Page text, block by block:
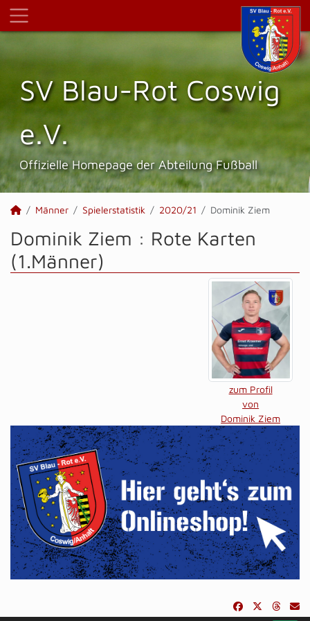
SV Blau-Rot Coswig
e.V.
Offizielle Homepage der Abteilung Fußball
Männer Spielerstatistik 2020/21 Dominik Ziem
Dominik Ziem : Rote Karten
(1.Männer)
zum Profil
von
Dominik Ziem